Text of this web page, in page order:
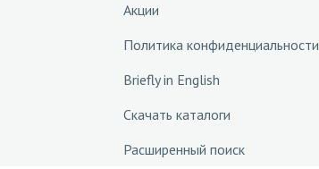
Акции
Политика конфиденциальности
Briefly in English
Скачать каталоги
Расширенный поиск